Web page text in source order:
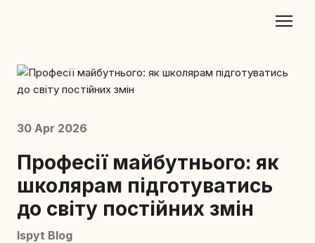
30 Apr 2026
Професії майбутнього: як
школярам підготуватись
до світу постійних змін
Ispyt Blog